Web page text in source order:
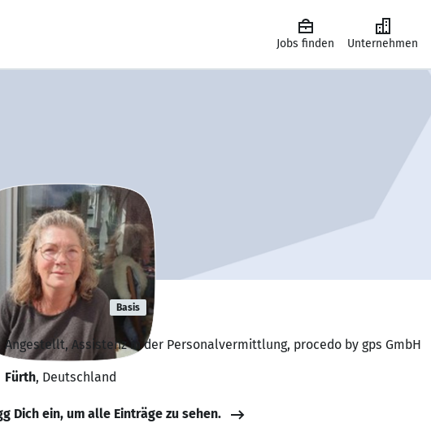
Jobs finden Unternehmen
Roth Basis
Angestellt, Assistenz in der Personalvermittlung, procedo by gps GmbH
Fürth, Deutschland
Dich ein, um alle Einträge zu sehen.